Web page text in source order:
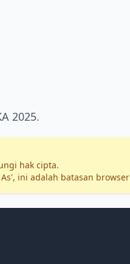
2025.
hak cipta.
ini adalah batasan